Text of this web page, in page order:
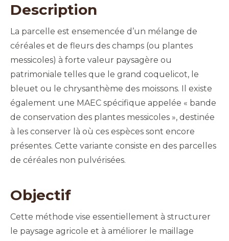
Description
La parcelle est ensemencée d’un mélange de
céréales et de fleurs des champs (ou plantes
messicoles) à forte valeur paysagère ou
patrimoniale telles que le grand coquelicot, le
bleuet ou le chrysanthème des moissons. Il existe
également une MAEC spécifique appelée « bande
de conservation des plantes messicoles », destinée
à les conserver là où ces espèces sont encore
présentes. Cette variante consiste en des parcelles
de céréales non pulvérisées.
Objectif
Cette méthode vise essentiellement à structurer
le paysage agricole et à améliorer le maillage